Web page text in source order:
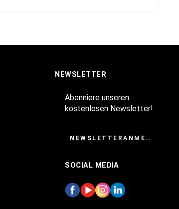
NEWSLETTER
Abonniere unseren
kostenlosen Newsletter!
NEWSLETTERANMELDUNG
SOCIAL MEDIA